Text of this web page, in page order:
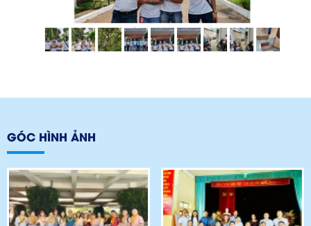
GÓC HÌNH ẢNH